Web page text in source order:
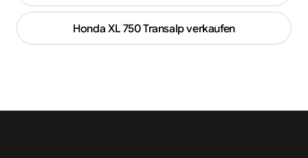
HondaXL 750 Transalpverkaufen